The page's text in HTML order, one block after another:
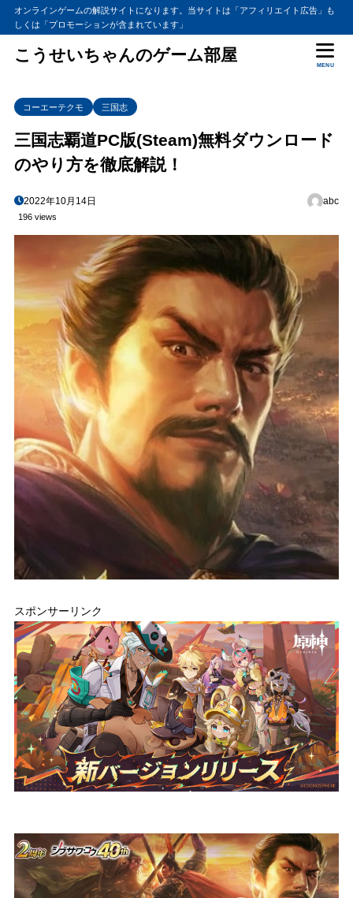
オンラインゲームの解説サイトになります。当サイトは「アフィリエイト広告」も
しくは「プロモーションが含まれています」
こうせいちゃんのゲーム部屋
MENU
コーエーテクモ 三国志
三国志覇道PC版(Steam)無料ダウンロード
のやり方を徹底解説！
2022年10月14日 abc
196 views
スポンサーリンク